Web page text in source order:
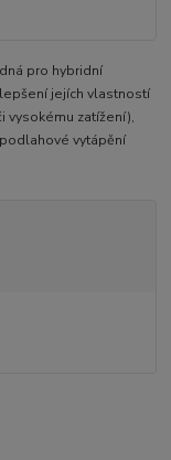
pro hybridní
jejích vlastností
vysokému zatížení),
vytápění